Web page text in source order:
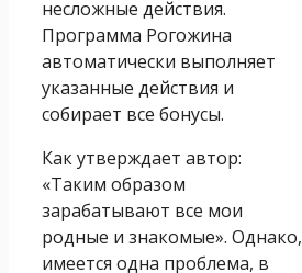
несложные действия.
Программа Рогожина
автоматически выполняет
указанные действия и
собирает все бонусы.
Как утверждает автор:
«Таким образом
зарабатывают все мои
родные и знакомые». Однако,
имеется одна проблема, в